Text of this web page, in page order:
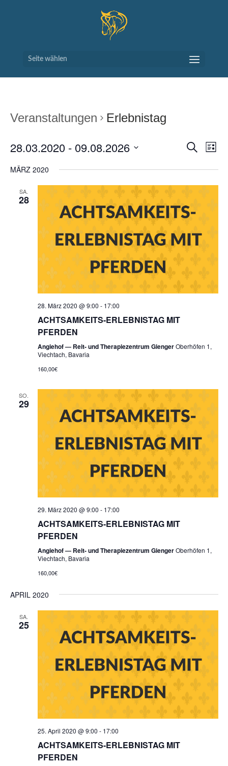
Seite wählen
Veranstaltungen Erlebnistag
UND
Suche
Liste
28.03.2020 - 09.08.2026
wählen.
MÄRZ 2020
SA.
28
28. März 2020 @ 9:00 - 17:00
ACHTSAMKEITS-ERLEBNISTAG MIT
PFERDEN
Angiehof — Reit- und Therapiezentrum GiengerOberhöfen 1,
Viechtach, Bavaria
160,00€
SO.
29
29. März 2020 @ 9:00 - 17:00
ACHTSAMKEITS-ERLEBNISTAG MIT
PFERDEN
Angiehof — Reit- und Therapiezentrum GiengerOberhöfen 1,
Viechtach, Bavaria
160,00€
APRIL 2020
SA.
25
25. April 2020 @ 9:00 - 17:00
ACHTSAMKEITS-ERLEBNISTAG MIT
PFERDEN